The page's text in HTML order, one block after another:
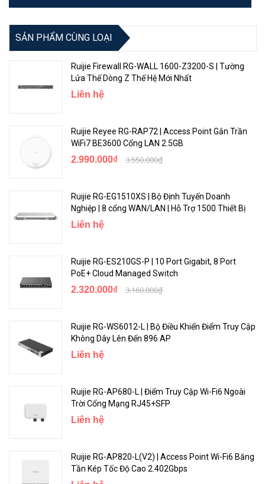
Ứng dụng đám mây Ruijie / Quản lý từ xa nền tảng đám mây
ứng dụng Ruijie Cloud và quản lý từ xa nền tảng Ruijie Cloud. Người
dùng có thể xem trạng thái mạng, sửa đổi cấu hình và khắc phục
Layer 2 Smart Managed PoE Switch 24 Cổng
10/100/1000BASE-T công suất 370W
4 cổng SFP BASE-X
SẢN PHẨM CÙNG LOẠI
Ruijie Firewall RG-WALL 1600-Z3200-S | Tường
Lửa Thế Dòng Z Thế Hệ Mới Nhất
Liên hệ
Ruijie Reyee RG-RAP72 | Access Point Gắn Trần
WiFi7 BE3600 Cổng LAN 2.5GB
2.990.000₫ 3.550.000₫
Ruijie RG-EG1510XS | Bộ Định Tuyến Doanh
Nghiệp | 8 cổng WAN/LAN | Hỗ Trợ 1500 Thiết Bị
Liên hệ
Ruijie RG-ES210GS-P | 10 Port Gigabit, 8 Port
PoE+ Cloud Managed Switch
2.320.000₫ 3.160.000₫
Ruijie RG-WS6012-L | Bộ Điều Khiển Điểm Truy Cập
Không Dây Lên Đến 896 AP
Liên hệ
Ruijie RG-AP680-L | Điểm Truy Cập Wi-Fi6 Ngoài
Trời Cổng Mạng RJ45+SFP
Liên hệ
Ruijie RG-AP820-L(V2) | Access Point Wi-Fi6 Băng
Tần Kép Tốc Độ Cao 2.402Gbps